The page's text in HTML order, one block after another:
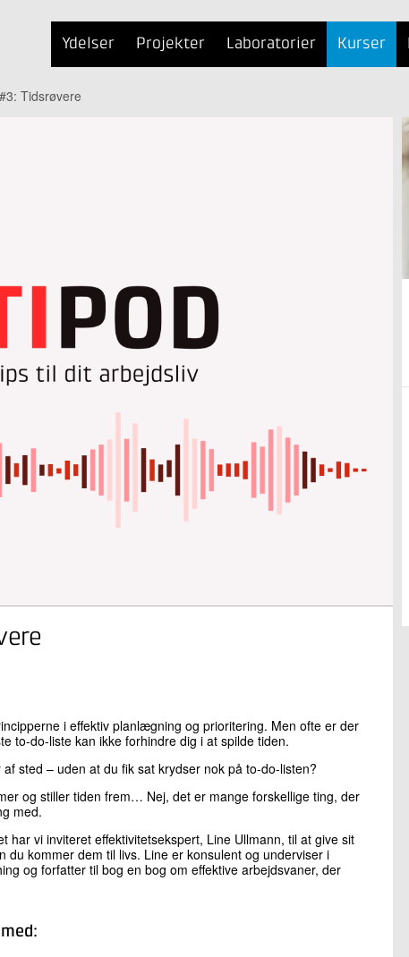
Ydelser Projekter Laboratorier Kurser
Tidsrøvere
i effektiv planlægning og prioritering. Men ofte er der
to-do-liste kan ikke forhindre dig i at spilde tiden.
sted – uden at du fik sat krydser nok på to-do-listen?
og stiller tiden frem… Nej, det er mange forskellige ting, der
med.
har vi inviteret effektivitetsekspert, Line Ullmann, til at give sit
du kommer dem til livs. Line er konsulent og underviser i
og forfatter til bog en bog om effektive arbejdsvaner, der